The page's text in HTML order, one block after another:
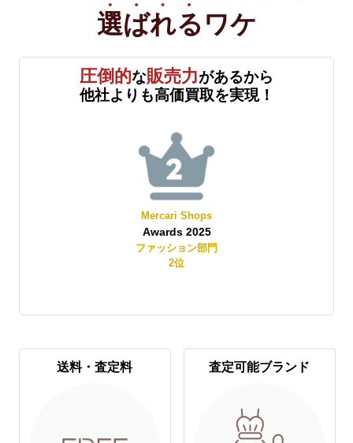
選ばれる ワケ
圧倒的な販売力があるから
他社よりも高価買取を実現！
Mercari Shops
Awards 2025
ファッション部門
2位
送料・査定料 査定可能ブランド